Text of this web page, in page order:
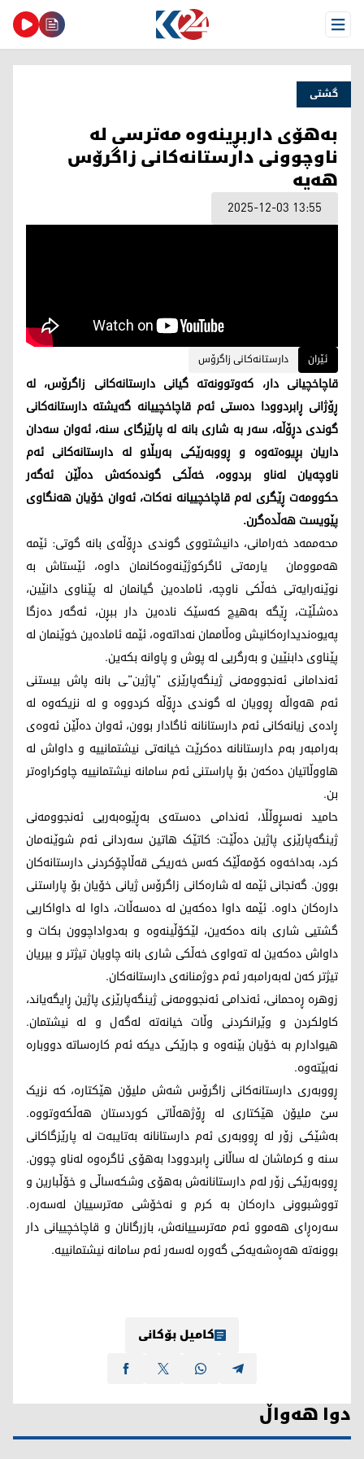
Open Menu
گشتی
بەهۆی داربڕینەوە مەترسی لە
ناوچوونی دارستانەکانی زاگرۆس
هەیە
2025-12-03 13:55
ئێران دارستانەکانی زاگرۆس
قاچاخچیانی دار، کەوتوونەتە گیانی دارستانەکانی زاگرۆس، لە
ڕۆژانی ڕابردوودا دەستی ئەم قاچاخچییانە گەیشتە دارستانەکانی
گوندی دڕۆڵە، سەر بە شاری بانە لە پارێزگای سنە، ئەوان سەدان
داریان بڕیوەتەوە و ڕووبەرێکی بەربڵاو لە دارستانەکانی ئەم
ناوچەیان لەناو بردووە، خەڵکی گوندەکەش دەڵێن ئەگەر
حکوومەت ڕێگری لەم قاچاخچییانە نەکات، ئەوان خۆیان هەنگاوی
پێویست هەڵدەگرن.
محەممەد خەرامانی، دانیشتووی گوندی دڕۆڵەی بانە گوتی: ئێمە
هەموومان یارمەتی ئاگرکوژێنەوەکانمان داوە، ئێستاش بە
نوێنەرایەتی خەڵکی ناوچە، ئامادەین گیانمان لە پێناوی دانێین،
دەشڵێت، ڕێگە بەهیچ کەسێک نادەین دار ببڕن، ئەگەر دەزگا
پەیوەندیدارەکانیش وەڵاممان نەداتەوە، ئێمە ئامادەین خوێنمان لە
پێناوی دابنێین و بەرگریی لە پوش و پاوانە بکەین.
ئەندامانی ئەنجوومەنی ژینگەپارێزی "پاژین"ـی بانە پاش بیستنی
ئەم هەواڵە ڕوویان لە گوندی دڕۆڵە کردووە و لە نزیکەوە لە
ڕادەی زیانەکانی ئەم دارستانانە ئاگادار بوون، ئەوان دەڵێن ئەوەی
بەرامبەر بەم دارستانانە دەکرێت خیانەتی نیشتمانییە و داواش لە
هاووڵاتیان دەکەن بۆ پاراستنی ئەم سامانە نیشتمانییە چاوکراوەتر
بن.
حامید نەسڕوڵڵا، ئەندامی دەستەی بەڕێوەبەریی ئەنجوومەنی
ژینگەپارێزی پاژین دەڵێت: کاتێک هاتین سەردانی ئەم شوێنەمان
کرد، بەداخەوە کۆمەڵێک کەس خەریکی قەڵاچۆکردنی دارستانەکان
بوون. گەنجانی ئێمە لە شارەکانی زاگرۆس ژیانی خۆیان بۆ پاراستنی
دارەکان داوە. ئێمە داوا دەکەین لە دەسەڵات، داوا لە داواکاریی
گشتیی شاری بانە دەکەین، لێکۆڵینەوە و بەدواداچوون بکات و
داواش دەکەین لە تەواوی خەڵکی شاری بانە چاویان تیژتر و بیریان
تیژتر کەن لەبەرامبەر ئەم دوژمنانەی دارستانەکان.
زوهرە ڕەحمانی، ئەندامی ئەنجوومەنی ژینگەپارێزی پاژین ڕایگەیاند،
کاولکردن و وێرانکردنی وڵات خیانەتە لەگەل و لە نیشتمان.
هیوادارم بە خۆیان بێنەوە و جارێکی دیکە ئەم کارەساتە دووبارە
نەبێتەوە.
ڕووبەری دارستانەکانی زاگرۆس شەش ملیۆن هێکتارە، کە نزیک
سێ ملیۆن هێکتاری لە ڕۆژهەڵاتی کوردستان هەڵکەوتووە.
بەشێکی زۆر لە ڕووبەری ئەم دارستانانە بەتایبەت لە پارێزگاکانی
سنە و کرماشان لە ساڵانی ڕابردوودا بەهۆی ئاگرەوە لەناو چوون.
ڕووبەرێکی زۆر لەم دارستانانەش بەهۆی وشکەساڵی و خۆڵبارین و
تووشبوونی دارەکان بە کرم و نەخۆشی مەترسییان لەسەرە.
سەرەڕای هەموو ئەم مەترسییانەش، بازرگانان و قاچاخچییانی دار
بوونەتە هەڕەشەیەکی گەورە لەسەر ئەم سامانە نیشتمانییە.
کامیل بۆکانی
دوا هەواڵ